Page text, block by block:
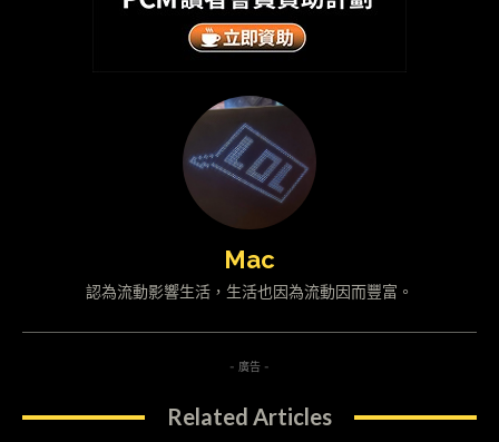
Mac
認為流動影響生活，生活也因為流動因而豐富。
- 廣告 -
Related Articles